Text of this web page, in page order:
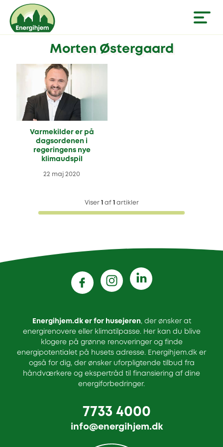
Morten Østergaard
Varmekilder er på
dagsordenen i
regeringens nye
klimaudspil
22 maj 2020
Viser af artikler
Energihjem.dk er for husejeren, der ønsker at
energirenovere eller klimatilpasse. Her kan du blive
klogere på grønne renoveringer og finde
energipotentialet på husets adresse. Energihjem.dk er
også for dig, der ønsker uforpligtende tilbud fra
håndværkere og ekspertråd til finansiering af dine
energiforbedringer.
7733 4000
info@energihjem.dk